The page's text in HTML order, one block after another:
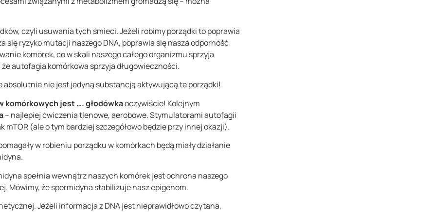
czyli usuwania tych śmieci. Jeżeli robimy porządki to poprawia
ryzyko mutacji naszego DNA, poprawia się nasza odporność
komórek, co w skali naszego całego organizmu sprzyja
autofagia komórkowa sprzyja długowieczności.
absolutnie nie jest jedyną substancją aktywującą te porządki!
komórkowych jest …. głodówkaoczywiście! Kolejnym
– najlepiej ćwiczenia tlenowe, aerobowe. Stymulatorami autofagii
(ale o tym bardziej szczegółowo będzie przy innej okazji).
w robieniu porządku w komórkach będą miały działanie
spełnia wewnątrz naszych komórek jest ochrona naszego
Mówimy, że spermidyna stabilizuje nasz epigenom.
Jeżeli informacja z DNA jest nieprawidłowo czytana,